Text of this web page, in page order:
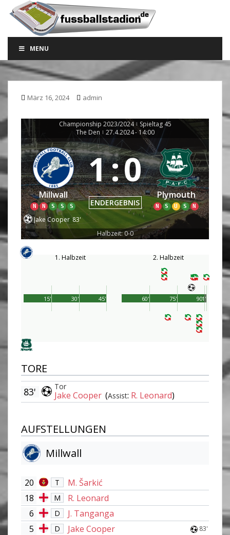
o
c
o
t
e
MENU
März 16, 2024 admin
Championship 2023/2024 | Spieltag 45
The Den | 27.4.2024-14:00
Millwall
N N S S S
1:0
ENDERGEBNIS
Plymouth
N S U S N
Jake Cooper 83'
Halbzeit: 0-0
1. Halbzeit
45'
15' 30'
2. Halbzeit
90'
60' 75' 1'
TORE
Tor
Jake Cooper (Assist: R. Leonard)
83'
AUFSTELLUNGEN
Millwall
20 T
M. Šarkić
18
M
R. Leonard
6
D
J. Tanganga
5
D Jake Cooper 83'